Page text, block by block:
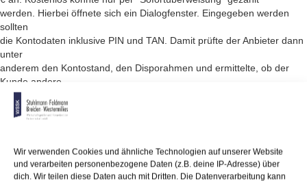
Wir verwenden Cookies und ähnliche Technologien auf unserer Website
und verarbeiten personenbezogene Daten (z.B. deine IP-Adresse) über
dich. Wir teilen diese Daten auch mit Dritten. Die Datenverarbeitung kann
werden. Hierbei öffnete sich ein Dialogfenster. Eingegeben werden
sollten
die Kontodaten inklusive PIN und TAN. Damit prüfte der Anbieter dann
unter
anderem den Kontostand, den Disporahmen und ermittelte, ob der
Kunde andere
Konten hatte.
Die Richter des BGH entschieden dazu in ihrem Urteil vom 18.7.2017,
nicht als einzige kostenlose Zahlungsweise zumutbar ist. So darf, nach
Auffassung
der Bundesrichter, die einzige kostenlose Zahlungsart Verbraucher